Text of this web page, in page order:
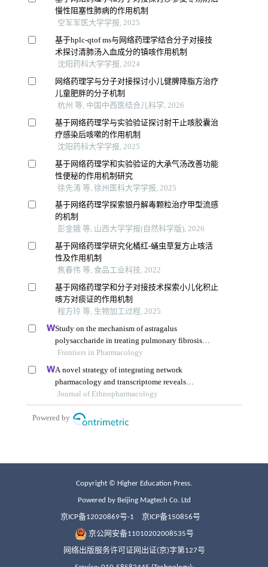
Copyright © Higher Education Press.
Powered by Beijing Magtech Co. Ltd
京ICP备12020869号-1 京ICP备150856号
京公网安备11010202008535号
网络出版服务许可证网出证(京)字第127号